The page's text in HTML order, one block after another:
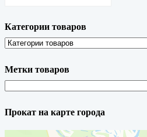
Категории товаров
Метки товаров
Прокат на карте города